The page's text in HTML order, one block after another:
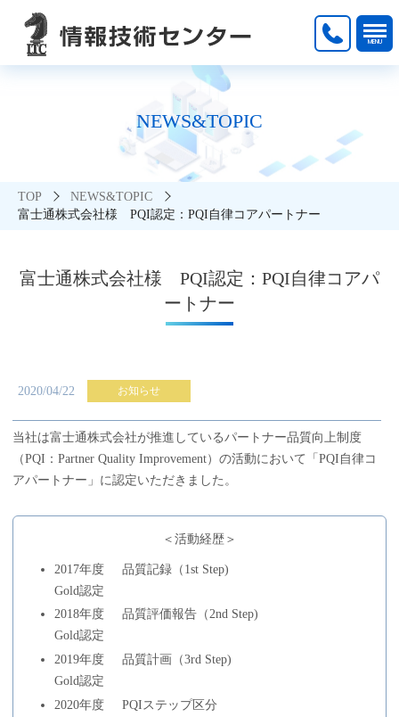
NEWS&TOPIC
TOP
NEWS&TOPIC
富士通株式会社様 PQI認定：PQI自律コアパートナー
富士通株式会社様 PQI認定：PQI自律コアパ
ートナー
2020/04/22
当社は富士通株式会社が推進しているパートナー品質向上制度
（PQI：Partner Quality Improvement）の活動において「PQI自律コ
アパートナー」に認定いただきました。
＜活動経歴＞
2017年度
品質記録（1st Step)
Gold認定
2018年度
品質評価報告（2nd Step)
Gold認定
2019年度
品質計画（3rd Step)
Gold認定
2020年度
PQIステップ区分